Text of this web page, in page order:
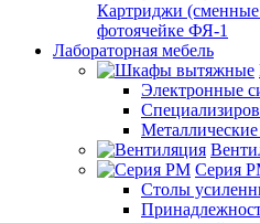
Картриджи
фотоячейке ФЯ-1
Лабораторная мебель
Электронные
Серия
Столы